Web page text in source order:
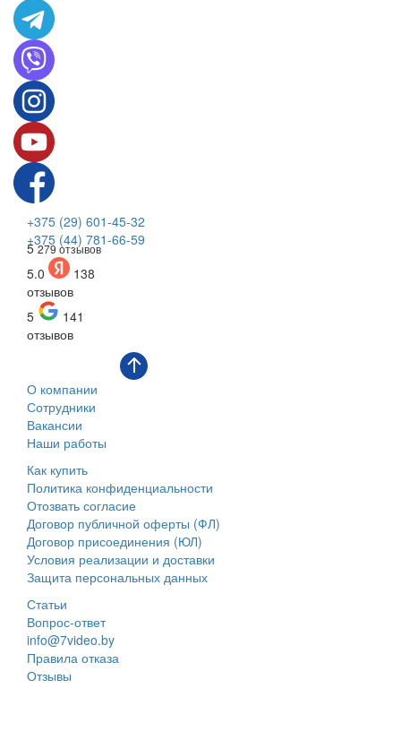
+375 (29) 601-45-32
+375 (44) 781-66-59
5 279 отзывов
5.0
138
отзывов
5
141
отзывов
О компании
Сотрудники
Вакансии
Наши работы
Как купить
Политика конфиденциальности
Отозвать согласие
Договор публичной оферты (ФЛ)
Договор присоединения (ЮЛ)
Условия реализации и доставки
Защита персональных данных
Статьи
Вопрос-ответ
info@7video.by
Правила отказа
Отзывы